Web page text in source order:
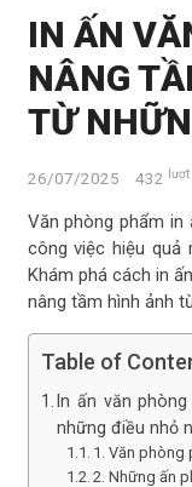
IN ẤN
NÂNG
TỪ
26/07/2025 432 lượt
Văn phòng phẩm in
công việc hiệu quả
Khám phá cách in
nâng tầm hình ảnh
Table of
In ấn văn
những điều nhỏ
1. Văn phòng
2. Những ấn